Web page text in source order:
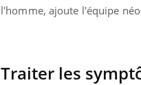
l'homme, ajoute l'équipe
Traiter les